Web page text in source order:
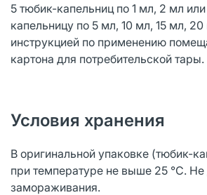
5 тюбик-капельниц по 1 мл, 2 мл
капельницу по 5 мл, 10 мл, 15 мл,
инструкцией по применению
картона для потребительской тары.
Условия хранения
В оригинальной упаковке (тюбик-
при температуре не выше 25 °С. Не
замораживания.